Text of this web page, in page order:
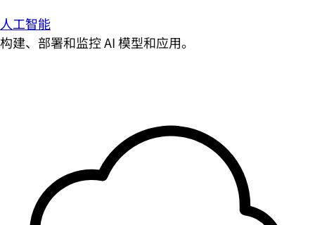
人工智能
构建、部署和监控 AI 模型和应用。